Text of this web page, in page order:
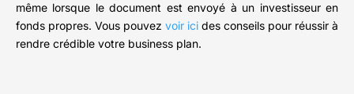
même lorsque le document est envoyé à un investisseur en
fonds propres. Vous pouvez voir ici des conseils pour réussir à
rendre crédible votre business plan.